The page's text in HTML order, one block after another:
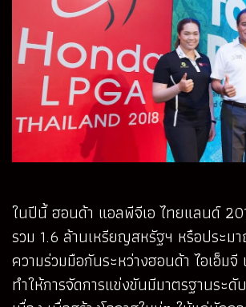
ในปีนี้ ฮอนด้า แอลพีจีเอ ไทยแลนด์
รวม 1.6 ล้านเหรียญสหรัฐฯ หรือประม
ความร่วมมือกันระหว่างฮอนด้า ไอเอ็ม
ทำให้การจัดการแข่งขันมีมาตรฐานระดั